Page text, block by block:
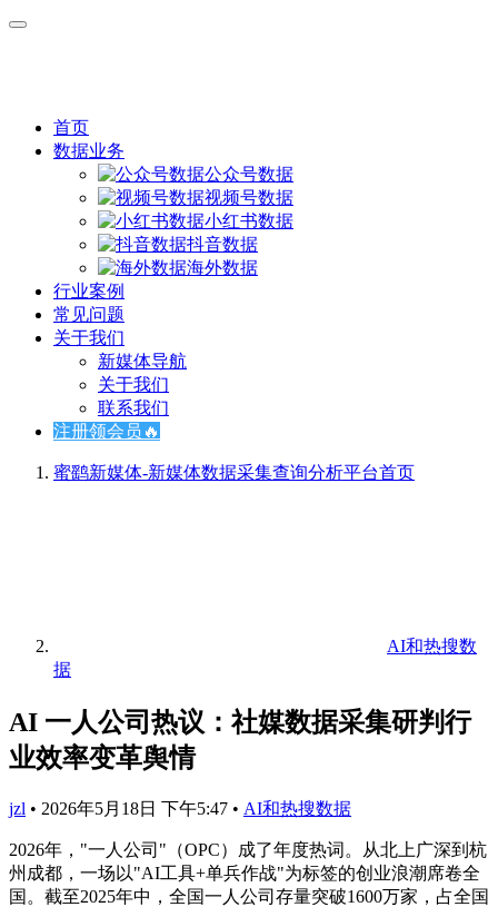
首页
数据业务
公众号数据
视频号数据
小红书数据
抖音数据
海外数据
行业案例
常见问题
关于我们
新媒体导航
关于我们
联系我们
注册领会员🔥
蜜鹞新媒体-新媒体数据采集查询分析平台首页
AI和热搜数
据
AI 一人公司热议：社媒数据采集研判行
业效率变革舆情
jzl • 2026年5月18日 下午5:47 • AI和热搜数据
2026年，"一人公司"（OPC）成了年度热词。从北上广深到杭
州成都，一场以"AI工具+单兵作战"为标签的创业浪潮席卷全
国。截至2025年中，全国一人公司存量突破1600万家，占全国